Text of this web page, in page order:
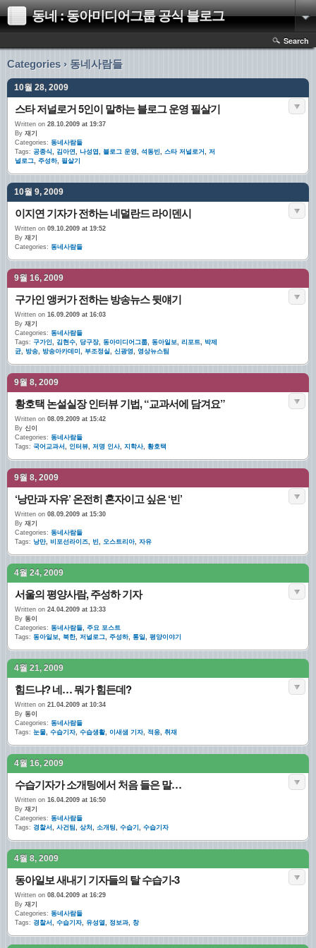
동네 : 동아미디어그룹 공식 블로그
Search
Categories › 동네사람들
10월 28, 2009
스타 저널로거 5인이 말하는 블로그 운영 필살기
Written on 28.10.2009 at 19:37
By 재기
Categories: 동네사람들
Tags: 공종식, 김아연, 나성엽 , 블로그 운영, 석동빈, 스타 저널로거 , 저
널로그, 주성하, 필살기
10월 9, 2009
이지연 기자가 전하는 네덜란드 라이덴시
Written on 09.10.2009 at 19:52
By 재기
Categories: 동네사람들
9월 16, 2009
구가인 앵커가 전하는 방송뉴스 뒷얘기
Written on 16.09.2009 at 16:03
By 재기
Categories: 동네사람들
Tags: 구가인, 김현수, 당구장, 동아미디어그룹, 동아일보, 리포트, 박제
균, 방송, 방송아카데미 , 부조정실, 신광영, 영상뉴스팀
9월 8, 2009
황호택 논설실장 인터뷰 기법, “교과서에 담겨요”
Written on 08.09.2009 at 15:42
By 신이
Categories: 동네사람들
Tags: 국어교과서 , 인터뷰, 저명 인사, 지학사, 황호택
9월 8, 2009
‘낭만과 자유’ 온전히 혼자이고 싶은 ‘빈’
Written on 08.09.2009 at 15:30
By 재기
Categories: 동네사람들
Tags: 낭만, 비포선라이즈, 빈, 오스트리아, 자유
4월 24, 2009
서울의 평양사람, 주성하 기자
Written on 24.04.2009 at 13:33
By 동이
Categories: 동네사람들, 주요 포스트
Tags: 동아일보, 북한, 저널로그, 주성하, 통일, 평양이야기
4월 21, 2009
힘드냐? 네… 뭐가 힘든데?
Written on 21.04.2009 at 10:34
By 동이
Categories: 동네사람들
Tags: 눈물, 수습기자, 수습생활, 이새샘 기자, 적응, 취재
4월 16, 2009
수습기자가 소개팅에서 처음 들은 말…
Written on 16.04.2009 at 16:50
By 재기
Categories: 동네사람들
Tags: 경찰서 , 사건팀 , 상처 , 소개팅, 수습기 , 수습기자
4월 8, 2009
동아일보 새내기 기자들의 탈 수습기-3
Written on 08.04.2009 at 16:29
By 재기
Categories: 동네사람들
Tags: 경찰서 , 수습기자, 유성열, 정보과, 창